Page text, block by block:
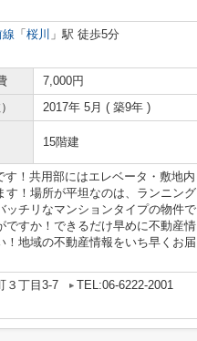
「 桜川 」駅 徒歩5分
7,000円
2017年 5月 ( 築9年 )
15階建
！共用部にはエレベータ・敷地内
す！場所が平坦なのは、ランニング
ッチリなマンションタイプの物件で
すか！できるだけ早めに不動産情
地域の不動産情報をいち早くお届
３丁目3-7
TEL:06-6222-2001